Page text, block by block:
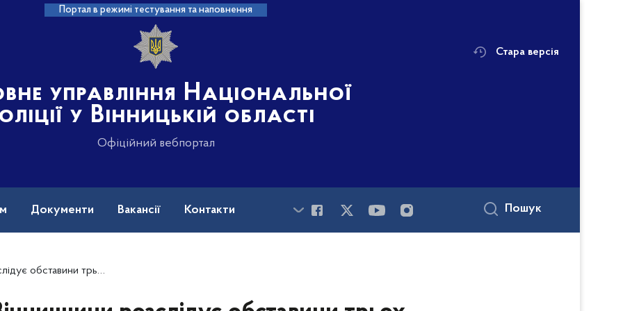
Портал в режимі тестування та наповнення
управління Національної
у Вінницькій області
Офіційний вебпортал
Стара версія
Документи Вакансії Контакти Пошук
з яких постраждав неповнолітній мотоцикліст